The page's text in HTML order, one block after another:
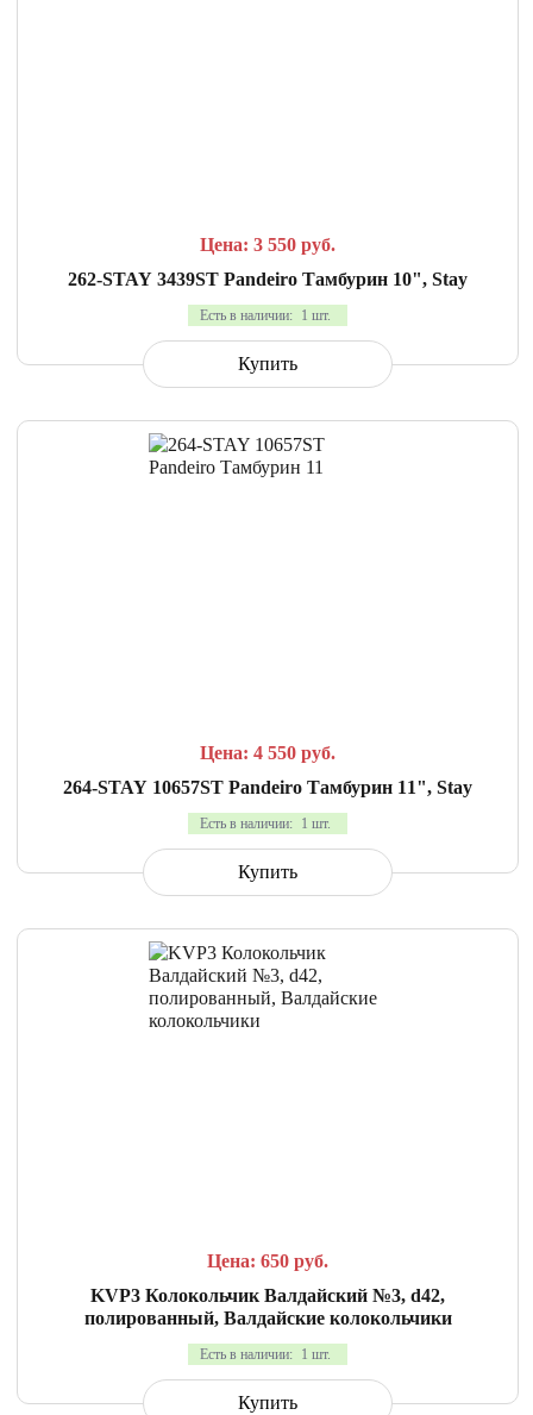
Цена: 3 550 руб.
262-STAY 3439ST Pandeiro Тамбурин 10", Stay
Есть в наличии: 1 шт.
Купить
Цена: 4 550 руб.
264-STAY 10657ST Pandeiro Тамбурин 11", Stay
Есть в наличии: 1 шт.
Купить
Цена: 650 руб.
KVP3 Колокольчик Валдайский №3, d42,
полированный, Валдайские колокольчики
Есть в наличии: 1 шт.
Купить